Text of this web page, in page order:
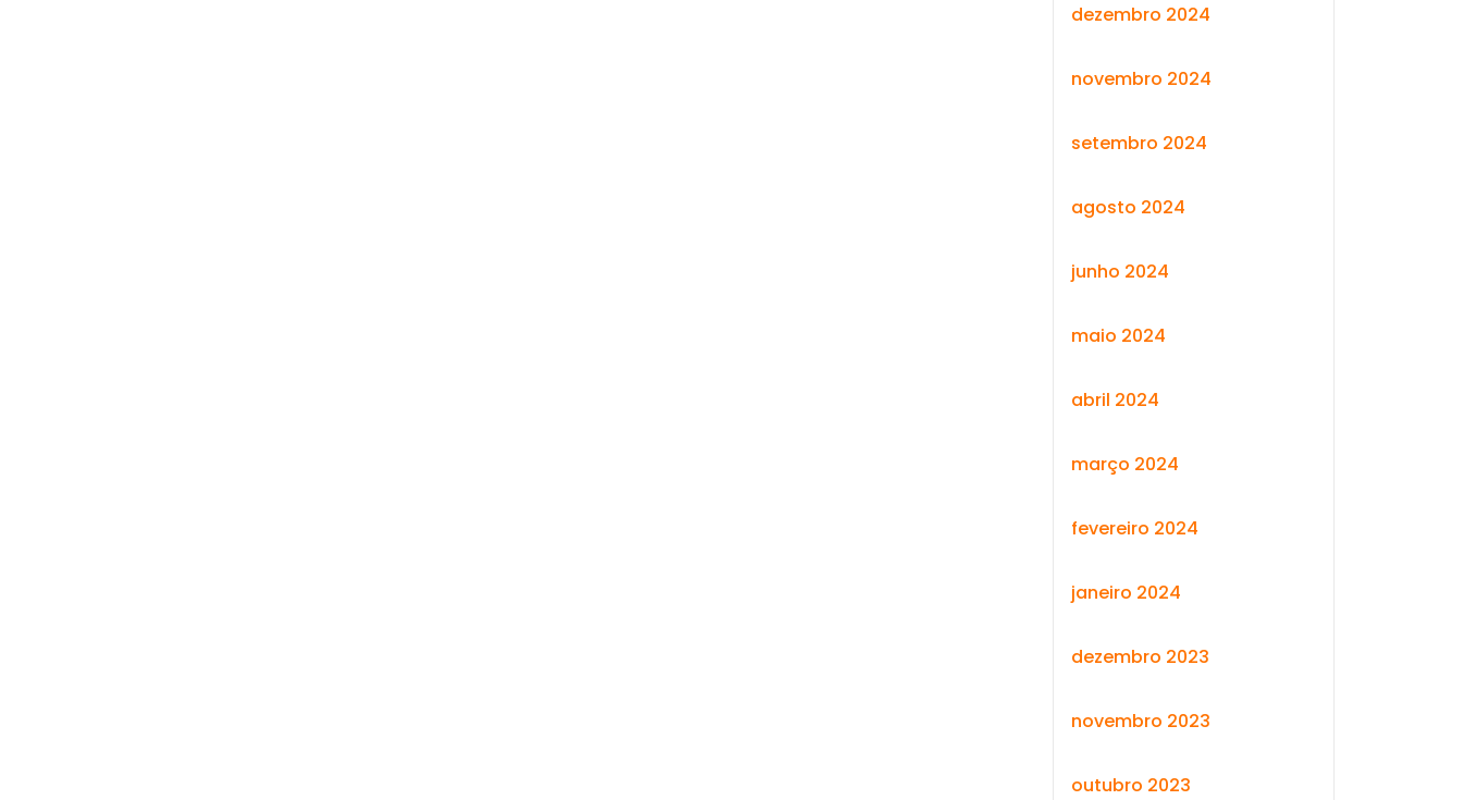
dezembro 2024
novembro 2024
setembro 2024
agosto 2024
junho 2024
maio 2024
abril 2024
março 2024
fevereiro 2024
janeiro 2024
dezembro 2023
novembro 2023
outubro 2023